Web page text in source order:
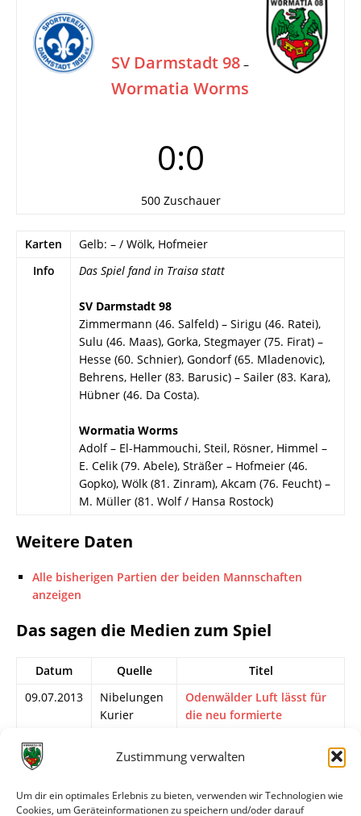
Zustimmung verwalten
Um dir ein optimales Erlebnis zu bieten, verwenden wir Technologien wie
Cookies, um Geräteinformationen zu speichern und/oder darauf
SV Darmstadt 98 –
Wormatia Worms
0:0
500 Zuschauer
Karten
Gelb: – / Wölk, Hofmeier
Info
Das Spiel fand in Traisa statt
SV Darmstadt 98
Zimmermann (46. Salfeld) – Sirigu (46. Ratei),
Sulu (46. Maas), Gorka, Stegmayer (75. Firat) –
Hesse (60. Schnier), Gondorf (65. Mladenovic),
Behrens, Heller (83. Barusic) – Sailer (83. Kara),
Hübner (46. Da Costa).
Wormatia Worms
Adolf – El-Hammouchi, Steil, Rösner, Himmel –
E. Celik (79. Abele), Sträßer – Hofmeier (46.
Gopko), Wölk (81. Zinram), Akcam (76. Feucht) –
M. Müller (81. Wolf / Hansa Rostock)
Weitere Daten
Alle bisherigen Partien der beiden Mannschaften
anzeigen
Das sagen die Medien zum Spiel
Datum Quelle
Titel
09.07.2013
Nibelungen
Kurier
Odenwälder Luft lässt für
die neu formierte
08.07.2013
Wormser
„Rundum gelungenes
07.07.2013
Darmstädter
Testspiel gegen Worms: